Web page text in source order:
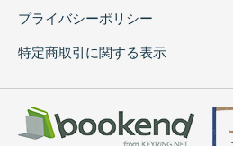
プライバシーポリシー
特定商取引に関する表示